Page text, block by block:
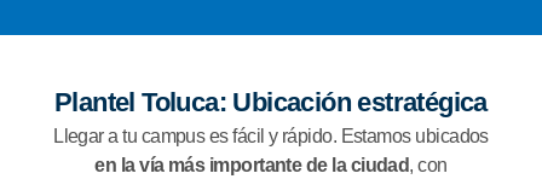
Plantel Toluca: Ubicación estratégica
Llegar a tu campus es fácil y rápido. Estamos ubicados
en la vía más importante de la ciudad, con